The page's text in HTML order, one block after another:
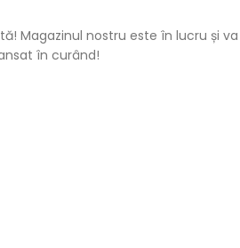
Magazinul nostru este în lucru și va
în curând!